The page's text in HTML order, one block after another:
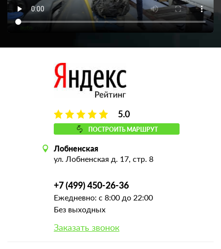
5.0
ПОСТРОИТЬ МАРШРУТ
Лобненская
ул. Лобненская д. 17, стр. 8
+7 (499) 450-26-36
Ежедневно: с 8:00 до 22:00
Без выходных
Заказать звонок